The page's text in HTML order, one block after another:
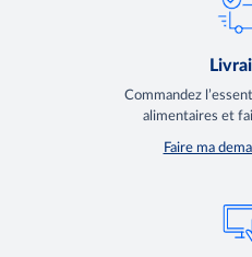
Commandez
alimentaires et
Faire ma